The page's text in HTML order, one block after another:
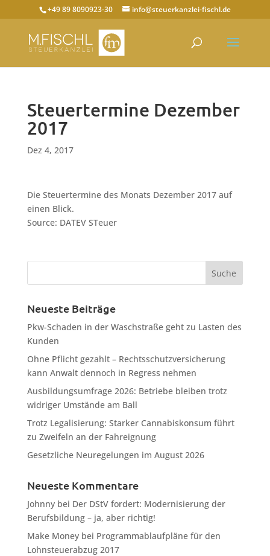
+49 89 8090923-30 info@steuerkanzlei-fischl.de
Steuertermine Dezember
2017
Dez 4, 2017
Die Steuertermine des Monats Dezember 2017 auf
einen Blick.
Source: DATEV STeuer
Neueste Beiträge
Pkw-Schaden in der Waschstraße geht zu Lasten des
Kunden
Ohne Pflicht gezahlt – Rechtsschutzversicherung
kann Anwalt dennoch in Regress nehmen
Ausbildungsumfrage 2026: Betriebe bleiben trotz
widriger Umstände am Ball
Trotz Legalisierung: Starker Cannabiskonsum führt
zu Zweifeln an der Fahreignung
Gesetzliche Neuregelungen im August 2026
Neueste Kommentare
Johnnybei Der DStV fordert: Modernisierung der
Berufsbildung – ja, aber richtig!
Make Moneybei Programmablaufpläne für den
Lohnsteuerabzug 2017